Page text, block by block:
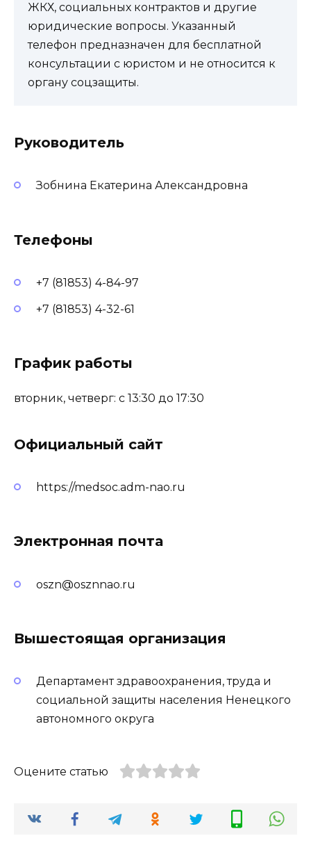
ЖКХ, социальных контрактов и другие
юридические вопросы. Указанный
телефон предназначен для бесплатной
консультации с юристом и не относится к
органу соцзащиты.
Руководитель
Зобнина Екатерина Александровна
Телефоны
+7 (81853) 4-84-97
+7 (81853) 4-32-61
График работы
вторник, четверг: с 13:30 до 17:30
Официальный сайт
https://medsoc.adm-nao.ru
Электронная почта
oszn@osznnao.ru
Вышестоящая организация
Департамент здравоохранения, труда и
социальной защиты населения Ненецкого
автономного округа
Оцените статью